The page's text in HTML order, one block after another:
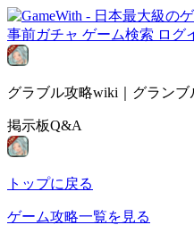
事前ガチャ ゲーム検索 ログ
グラブル攻略wiki｜グラン
掲示板Q&A
トップに戻る
ゲーム攻略一覧を見る